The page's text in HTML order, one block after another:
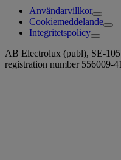
Användarvillkor
Cookiemeddelande
Integritetspolicy
AB Electrolux (publ), SE-
registration number 556009-